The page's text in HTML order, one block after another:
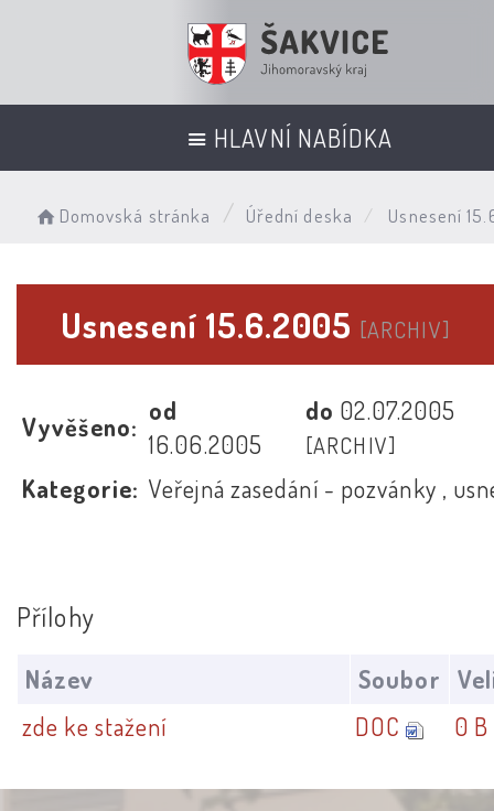
HLAVNÍ NABÍDKA
Domovská stránka Úřední deska Usnesení
Usnesení 15.6.2005 [ARCHIV]
Vyvěšeno:
od
16.06.2005
do 02.07.2005
[ARCHIV]
Kategorie: Veřejná zasedání - pozvánky ,
Přílohy
Název Soubor
zde ke stažení
DOC 0 B